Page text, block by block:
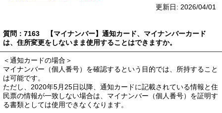
更新日: 2026/04/01
質問：7163 【マイナンバー】通知カード、マイナンバーカード
は、住所変更をしないまま使用することはできますか。
＜通知カードの場合＞
マイナンバー（個人番号）を確認するという目的では、所持すること
は可能です。
ただし、2020年5月25日以降、通知カードに記載されている情報と住
民票の情報が一致しない場合は、マイナンバー（個人番号）を証明す
る書類としては使用できなくなります。